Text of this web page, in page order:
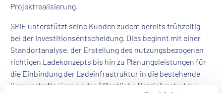
Projektrealisierung.
SPIE unterstützt seine Kunden zudem bereits frühzeitig
bei der Investitionsentscheidung. Dies beginnt mit einer
Standortanalyse, der Erstellung des nutzungsbezogenen
richtigen Ladekonzepts bis hin zu Planungsleistungen für
die Einbindung der Ladeinfrastruktur in die bestehende
liegenschaftseigene oder öffentliche Netzinfrastruktur.